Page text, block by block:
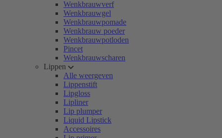
Wenkbrauwverf
Wenkbrauwgel
Wenkbrauwpomade
Wenkbrauw poeder
Wenkbrauwpotloden
Pincet
Wenkbrauwscharen
Lippen
Alle weergeven
Lippenstift
Lipgloss
Lipliner
Lip plumper
Liquid Lipstick
Accessoires